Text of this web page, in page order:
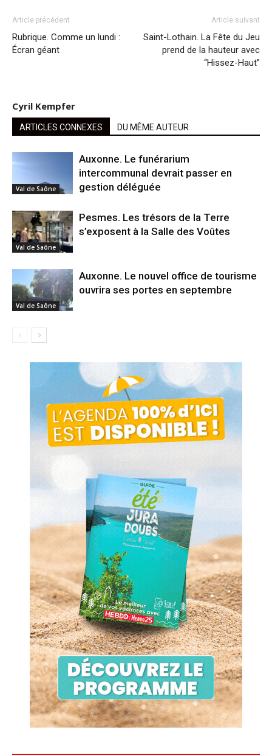
Article précédent
Rubrique. Comme un lundi :
Écran géant
Article suivant
Saint-Lothain. La Fête du Jeu
prend de la hauteur avec
“Hissez-Haut”
Cyril Kempfer
ARTICLES CONNEXES DU MÊME AUTEUR
Val de Saône
Auxonne. Le funérarium
intercommunal devrait passer en
gestion déléguée
Val de Saône
Pesmes. Les trésors de la Terre
s’exposent à la Salle des Voûtes
Val de Saône
Auxonne. Le nouvel office de tourisme
ouvrira ses portes en septembre